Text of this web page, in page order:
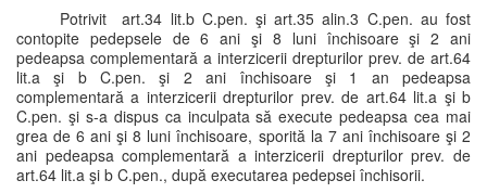
Potrivit art.34 lit.b C.pen. şi art.35 alin.3 C.pen. au fost
contopite pedepsele de 6 ani şi 8 luni închisoare şi 2 ani
pedeapsa complementară a interzicerii drepturilor prev. de art.64
lit.a şi b C.pen. şi 2 ani închisoare şi 1 an pedeapsa
complementară a interzicerii drepturilor prev. de art.64 lit.a şi b
C.pen. şi s-a dispus ca inculpata să execute pedeapsa cea mai
grea de 6 ani şi 8 luni închisoare, sporită la 7 ani închisoare şi 2
ani pedeapsa complementară a interzicerii drepturilor prev. de
art.64 lit.a şi b C.pen., după executarea pedepsei închisorii.